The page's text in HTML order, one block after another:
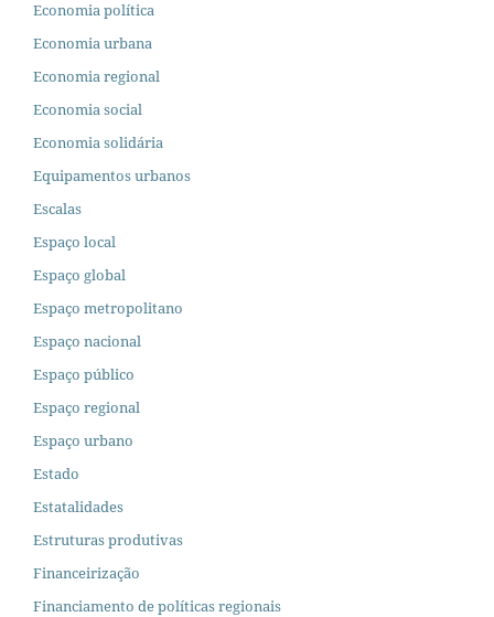
Economia política
Economia urbana
Economia regional
Economia social
Economia solidária
Equipamentos urbanos
Escalas
Espaço local
Espaço global
Espaço metropolitano
Espaço nacional
Espaço público
Espaço regional
Espaço urbano
Estado
Estatalidades
Estruturas produtivas
Financeirização
Financiamento de políticas regionais